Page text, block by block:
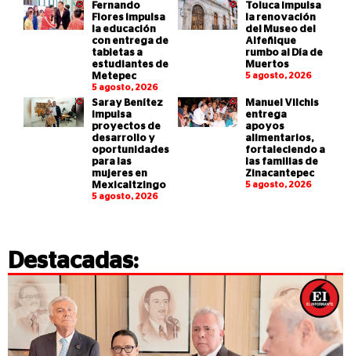
Fernando
Flores impulsa
la educación
con entrega de
tabletas a
estudiantes de
Metepec
5 agosto, 2026
Toluca impulsa
la renovación
del Museo del
Alfeñique
rumbo al Día de
Muertos
5 agosto, 2026
Saray Benítez
impulsa
proyectos de
desarrollo y
oportunidades
para las
mujeres en
Mexicaltzingo
5 agosto, 2026
Manuel Vilchis
entrega
apoyos
alimentarios,
fortaleciendo a
las familias de
Zinacantepec
5 agosto, 2026
Destacadas: